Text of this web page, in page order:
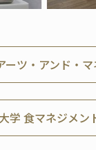
ツ・アンド・
学 食マネジメン